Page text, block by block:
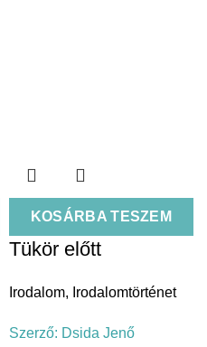
KOSÁRBA TESZEM
Tükör előtt
Irodalom, Irodalomtörténet
Szerző: Dsida Jenő